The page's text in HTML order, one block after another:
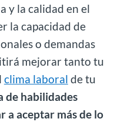
y la calidad en el
la capacidad de
o demandas
mejorar tanto tu
clima laboral de tu
de habilidades
a aceptar más de lo